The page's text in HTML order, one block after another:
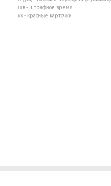
шв - штрафное время
кк - красные карточки